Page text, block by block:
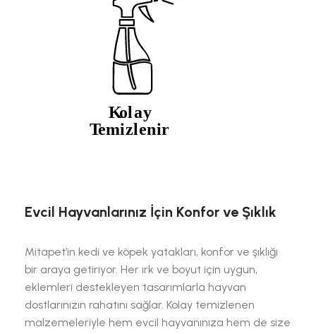
Evcil Hayvanlarınız İçin Konfor ve Şıklık
Mitapet’in kedi ve köpek yatakları, konfor ve şıklığı
bir araya getiriyor. Her ırk ve boyut için uygun,
eklemleri destekleyen tasarımlarla hayvan
dostlarınızın rahatını sağlar. Kolay temizlenen
malzemeleriyle hem evcil hayvanınıza hem de size